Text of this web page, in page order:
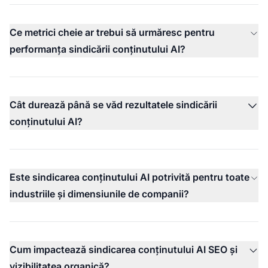
Ce metrici cheie ar trebui să urmăresc pentru
performanța sindicării conținutului AI?
Cât durează până se văd rezultatele sindicării
conținutului AI?
Este sindicarea conținutului AI potrivită pentru toate
industriile și dimensiunile de companii?
Cum impactează sindicarea conținutului AI SEO și